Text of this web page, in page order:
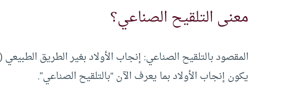
معنى التلقيح الصناعي؟
المقصود بالتلقيح الصناعي: إنجاب الأولاد بغير الطريق
يكون إنجاب الأولاد بما يعرف الآن “بالتلقيح الصناعي”.